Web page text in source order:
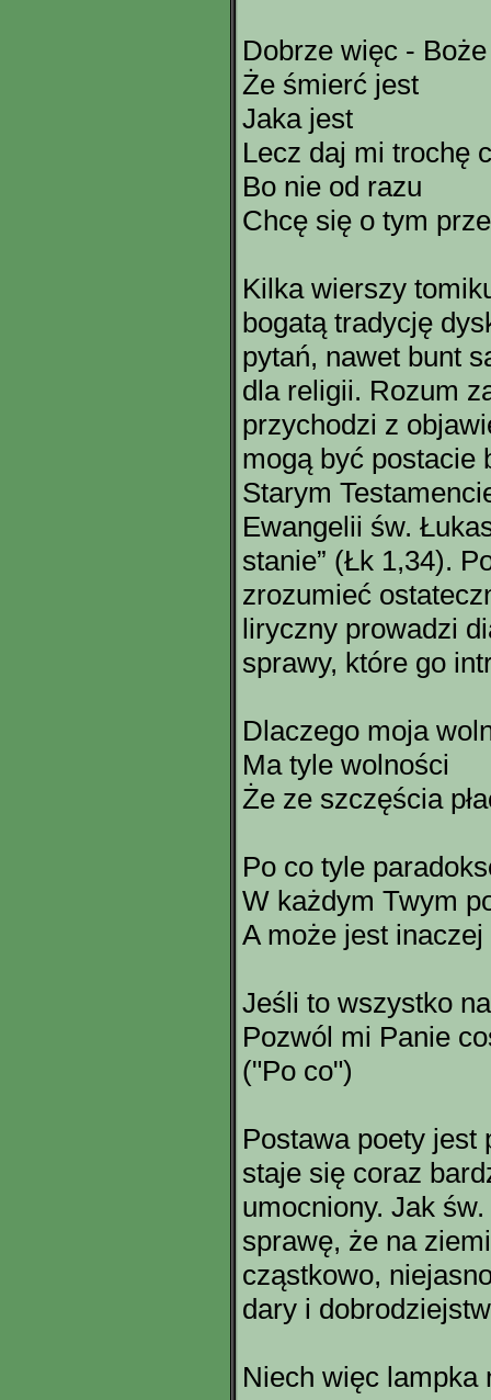
Dobrze więc - Boże
Że śmierć jest
Jaka jest
Lecz daj mi trochę
Bo nie od razu
Chcę się o tym
Kilka wierszy
bogatą tradycję
pytań, nawet bunt
dla religii. Rozum
przychodzi z
mogą być postacie
Starym
Ewangelii św.
stanie” (Łk 1,34).
zrozumieć
liryczny prowadzi
sprawy, które go
Dlaczego moja
Ma tyle wolności
Że ze szczęścia
Po co tyle
W każdym Twym
A może jest inaczej
Jeśli to wszystko
Pozwól mi Panie
("Po co")
Postawa poety jest
staje się coraz
umocniony. Jak
sprawę, że na
cząstkowo,
dary i
Niech więc lampka